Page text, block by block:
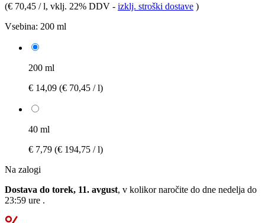
(€ 70,45 / l, vklj. 22% DDV - izklj. stroški dostave )
Vsebina: 200 ml
200 ml
€ 14,09 (€ 70,45 / l)
40 ml
€ 7,79 (€ 194,75 / l)
Na zalogi
Dostava do torek, 11. avgust, v kolikor naročite do dne nedelja do
23:59 ure .